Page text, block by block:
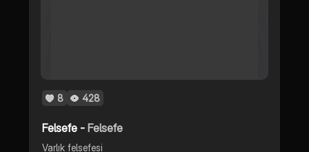
8 428
Felsefe -Felsefe
Varlık felsefesi